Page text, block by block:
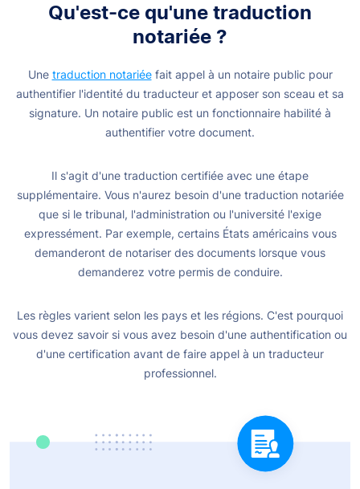
Qu'est-ce qu'une traduction
notariée ?
Une traduction notariéefait appel à un notaire public pour
authentifier l'identité du traducteur et apposer son sceau et sa
signature. Un notaire public est un fonctionnaire habilité à
authentifier votre document.
Il s'agit d'une traduction certifiée avec une étape
supplémentaire. Vous n'aurez besoin d'une traduction notariée
que si le tribunal, l'administration ou l'université l'exige
expressément. Par exemple, certains États américains vous
demanderont de notariser des documents lorsque vous
demanderez votre permis de conduire.
Les règles varient selon les pays et les régions. C'est pourquoi
vous devez savoir si vous avez besoin d'une authentification ou
d'une certification avant de faire appel à un traducteur
professionnel.